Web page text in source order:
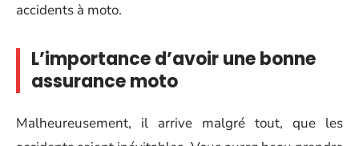
accidents à moto.
L’importance d’avoir une bonne
assurance moto
Malheureusement, il arrive malgré tout, que les